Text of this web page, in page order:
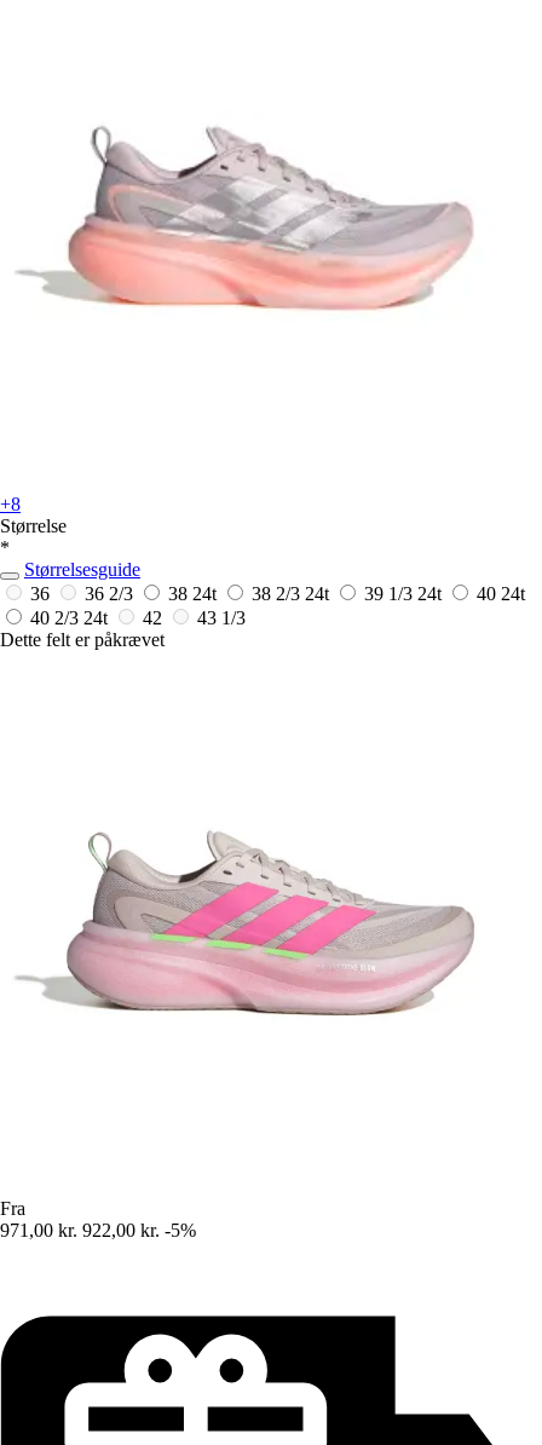
+8
Størrelse
*
Størrelsesguide
36
36 2/3 38 24t 38 2/3 24t 39 1/3 24t 40 24t
40 2/3 24t 42
43 1/3
Dette felt er påkrævet
Fra
971,00 kr. 922,00 kr. -5%